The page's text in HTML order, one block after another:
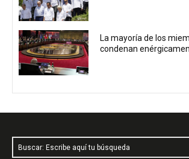
La mayoría de los
condenan
Buscar: Escribe aquí tu búsqueda